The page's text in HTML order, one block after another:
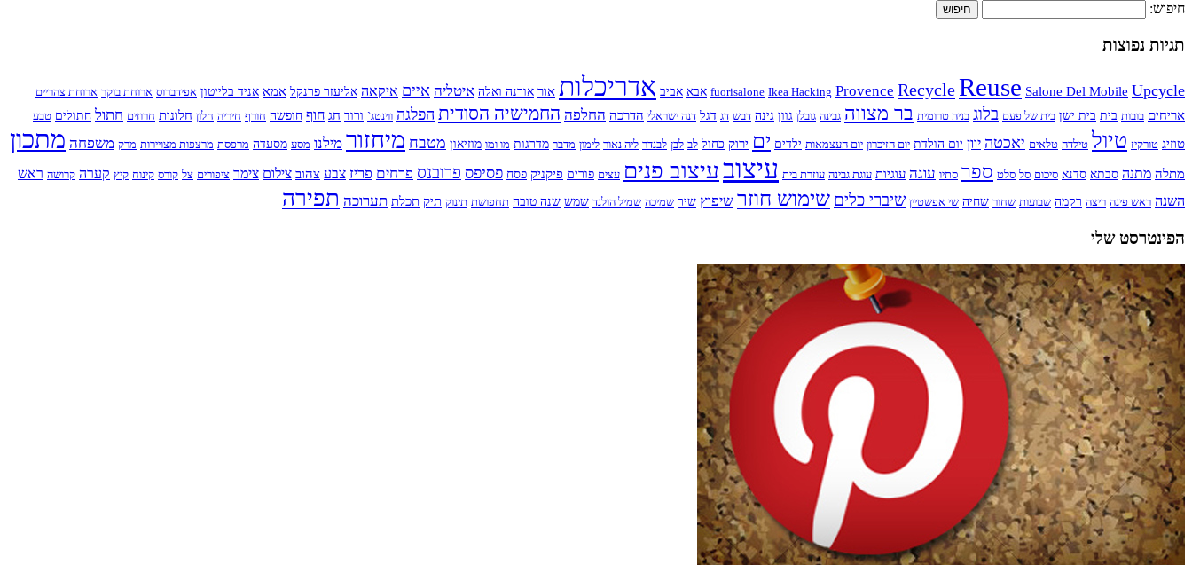
חיפוש:
תגיות נפוצות
fuorisalone Ikea Hacking Provence RecycleReuse Salone Del Mobile Upcycle אבא אביב אדריכלות אור אורנה ואלה איטליה איים איקאה אליעזר פרנקל אמא אניד בלייטון אפידברוס ארוחת בוקר ארוחת צהריים
אריחים בובות בית בית ישן בית של פעם בלוג בניה טרומית בר מצווה גבינה גובלן גוון גינה דבש דג דגל דנה ישראלי הדרכה החלפה החמישיה הסודית הפלגה ווינטג` ורוד חג חוף חופשה חורף חיריה חלון חלונות חרוזים חתול חתולים טבע
טוזיג טורקיז טיול טילדה טלאים יאכטה יוון יום הולדת יום הזיכרון יום העצמאות ילדים ים ירוק כחול לב לבן לבנדר ליה נאור לימון מדבר מדרגות מו ומו מוזיאון מטבח מיחזור מילנו מסע מסעדה מרפסת מרצפות מצויירות מרק משפחה מתכון
מתלה מתנה סבתא סדנא סיכום סל סלט ספר סתיו עוגה עוגיות עוגת גבינה עוזרת בית עיצוב עיצוב פנים עצים פורים פיקניק פסח פסיפס פרובנס פרחים פריז צבע צהוב צילום צימר ציפורים צל קורס קינוח קיץ קערה קרושה ראש
השנה ראש פינה ריצה רקמה שבועות שחור שחיה שי אפשטיין שיברי כלים שימוש חוזר שיפוץ שיר שמיכה שמיל הולנד שמש שנה טובה תחפושת תינוק תיק תכלת תערוכה תפירה
הפינטרסט שלי